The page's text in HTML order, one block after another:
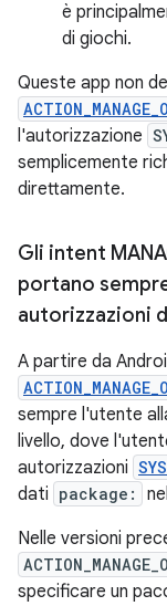
è
di giochi.
Queste app non
l'autorizzazione
semplicemente
direttamente.
Gli intent
portano
autorizzazioni
A partire da
sempre l'utente
livello, dove
autorizzazioni
dati package:
Nelle versioni
specificare un